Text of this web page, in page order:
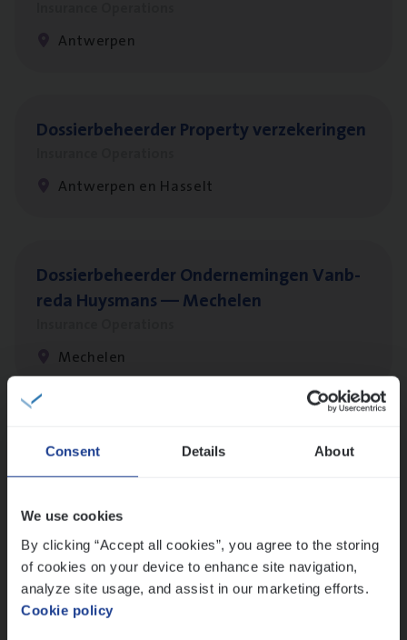
Consent Details About
We use cookies
By clicking “Accept all cookies”, you agree to the storing
of cookies on your device to enhance site navigation,
analyze site usage, and assist in our marketing efforts.
Cookie policy
Antwerpen
Dos­sier­be­heer­der Pro­per­ty verzekeringen
Antwerpen en Hasselt
Dos­sier­be­heer­der Onder­ne­min­gen Van­b­
re­da Huys­mans — Mechelen
Mechelen
(Agi­le)IT Pro­ject Manager
Dos­sier­be­heer­der Gewaar­borgd Inkomen
Insurance Operations